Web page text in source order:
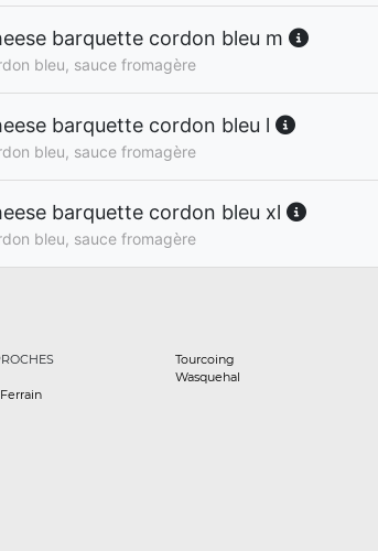
barquette cordon bleu m
bleu, sauce fromagère
barquette cordon bleu l
bleu, sauce fromagère
barquette cordon bleu xl
bleu, sauce fromagère
Tourcoing
Wasquehal